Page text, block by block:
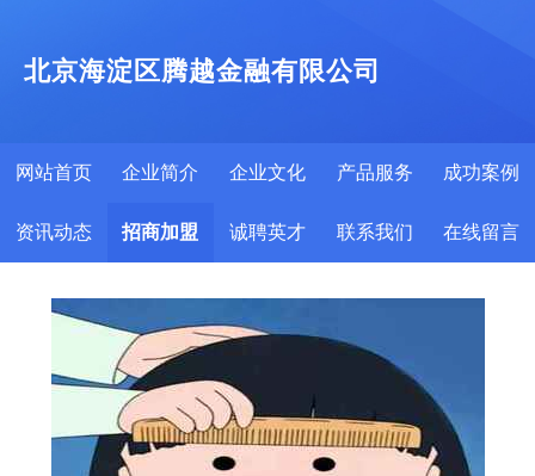
北京海淀区腾越金融有限公司
网站首页 企业简介 企业文化 产品服务 成功案例
资讯动态 招商加盟 诚聘英才 联系我们 在线留言